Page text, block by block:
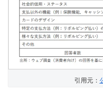
引用元：